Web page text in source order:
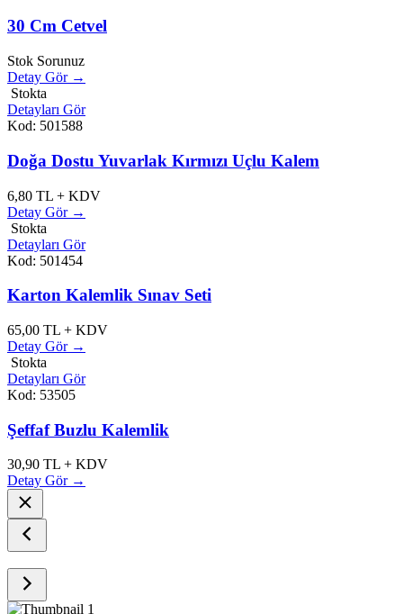
30 Cm Cetvel
Stok Sorunuz
Detay Gör →
Stokta
Detayları Gör
Kod: 501588
Doğa Dostu Yuvarlak Kırmızı Uçlu Kalem
6,80 TL + KDV
Detay Gör →
Stokta
Detayları Gör
Kod: 501454
Karton Kalemlik Sınav Seti
65,00 TL + KDV
Detay Gör →
Stokta
Detayları Gör
Kod: 53505
Şeffaf Buzlu Kalemlik
30,90 TL + KDV
Detay Gör →